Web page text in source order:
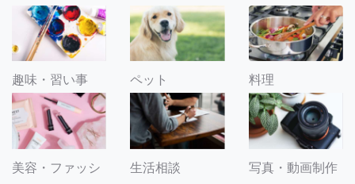
趣味・習い事 ペット 料理
美容・ファッシ
生活相談 写真・動画制作